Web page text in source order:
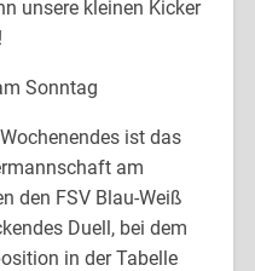
unsere kleinen Kicker
Sonntag
ist das
am
den FSV Blau-Weiß
Duell, bei dem
in der Tabelle